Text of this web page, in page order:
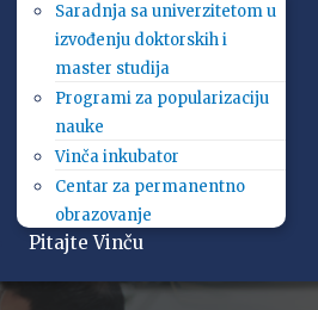
Saradnja sa univerzitetom u
izvođenju doktorskih i
master studija
Programi za popularizaciju
nauke
Vinča inkubator
Centar za permanentno
obrazovanje
Pitajte Vinču